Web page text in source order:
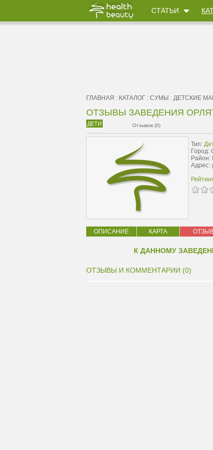
СТАТЬИ
ГЛАВНАЯ : КАТАЛОГ : СУМЫ : ДЕТСКИЕ
ОТЗЫВЫ ЗАВЕДЕНИЯ
ДЕТИ Отзывов (0)
Тип:
Город:
Район:
Адрес:
ОПИСАНИЕ КАРТА
К ДАННОМУ
ОТЗЫВЫ И КОММЕНТАРИИ (0)